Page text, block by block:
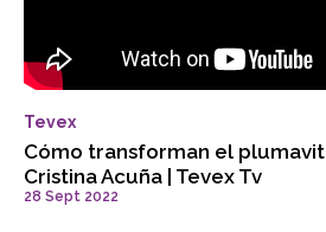
Tevex
Cómo transforman el
Cristina Acuña | Tevex Tv
28 Sept 2022